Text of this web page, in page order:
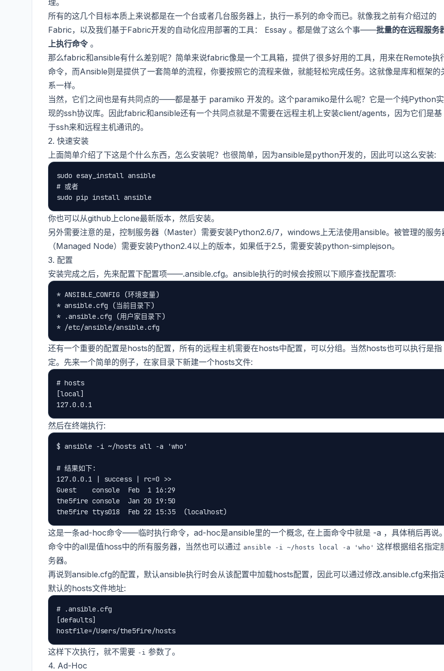
理。
所有的这几个目标本质上来说都是在一个台或者几台服务器上，执行一系列的命令而已。就像我之前有介绍过的
Fabric，以及我们基于Fabric开发的自动化应用部署的工具： Essay 。都是做了这么个事——批量的在远程服务
上执行命令。
那么fabric和ansible有什么差别呢？简单来说fabric像是一个工具箱，提供了很多好用的工具，用来在Remote执
命令，而Ansible则是提供了一套简单的流程，你要按照它的流程来做，就能轻松完成任务。这就像是库和框架的
系一样。
当然，它们之间也是有共同点的——都是基于 paramiko 开发的。这个paramiko是什么呢？它是一个纯Python实
现的ssh协议库。因此fabric和ansible还有一个共同点就是不需要在远程主机上安装client/agents，因为它们是基
于ssh来和远程主机通讯的。
2. 快速安装
上面简单介绍了下这是个什么东西，怎么安装呢？也很简单，因为ansible是python开发的，因此可以这么安装:
sudo esay_install ansible
# 或者
你也可以从github上clone最新版本，然后安装。
另外需要注意的是，控制服务器（Master）需要安装Python2.6/7，windows上无法使用ansible。被管理的服务
（Managed Node）需要安装Python2.4以上的版本，如果低于2.5，需要安装python-simplejson。
3. 配置
安装完成之后，先来配置下配置项——.ansible.cfg。ansible执行的时候会按照以下顺序查找配置项:
* ANSIBLE_CONFIG (环境变量)
* ansible.cfg (当前目录下)
* .ansible.cfg (用户家目录下)
还有一个重要的配置是hosts的配置，所有的远程主机需要在hosts中配置，可以分组。当然hosts也可以执行是指
定。先来一个简单的例子，在家目录下新建一个hosts文件:
# hosts
[local]
然后在终端执行:
$ ansible -i ~/hosts all -a 'who'
# 结果如下:
127.0.0.1 | success | rc=0 >>
Guest    console  Feb  1 16:29
the5fire console  Jan 20 19:50
这是一条ad-hoc命令——临时执行命令，ad-hoc是ansible里的一个概念, 在上面命令中就是 -a ，具体稍后再说
命令中的all是值hoss中的所有服务器，当然也可以通过 ansible -i ~/hosts local -a 'who' 这样根据组名指定
务器。
再说到ansible.cfg的配置，默认ansible执行时会从该配置中加载hosts配置，因此可以通过修改.ansible.cfg来指
默认的hosts文件地址:
# .ansible.cfg
[defaults]
这样下次执行，就不需要 -i 参数了。
4. Ad-Hoc